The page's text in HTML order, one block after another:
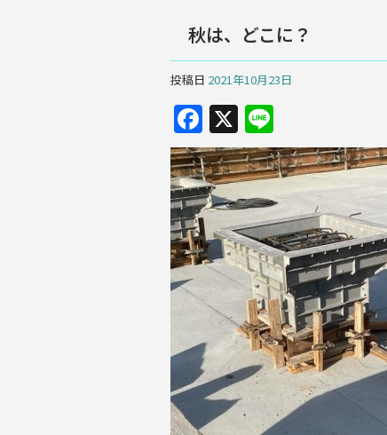
秋は、どこに？
投稿日 2021年10月23日
F
a
c
e
b
o
k
X
n
e